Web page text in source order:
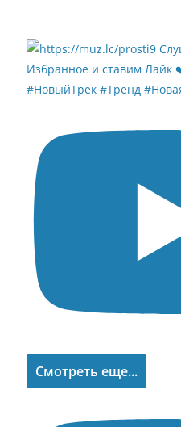
Смотреть еще...